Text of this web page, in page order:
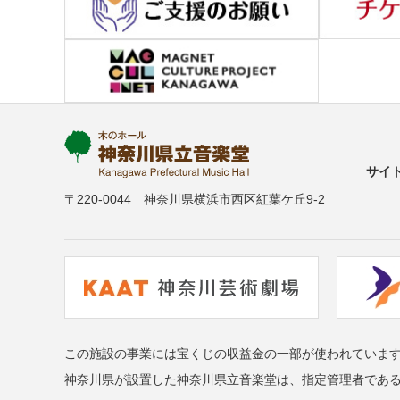
〒220-0044 神奈川県横浜市西区紅葉ケ丘9-2
サイ
この施設の事業には宝くじの収益金の一部が使われていま
神奈川県が設置した神奈川県立音楽堂は、指定管理者であ